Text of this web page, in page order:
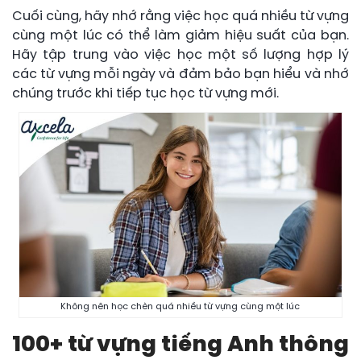
Cuối cùng, hãy nhớ rằng việc học quá nhiều từ vựng
cùng một lúc có thể làm giảm hiệu suất của bạn.
Hãy tập trung vào việc học một số lượng hợp lý
các từ vựng mỗi ngày và đảm bảo bạn hiểu và nhớ
chúng trước khi tiếp tục học từ vựng mới.
Không nên học chèn quá nhiều từ vựng cùng một lúc
100+ từ vựng tiếng Anh thông